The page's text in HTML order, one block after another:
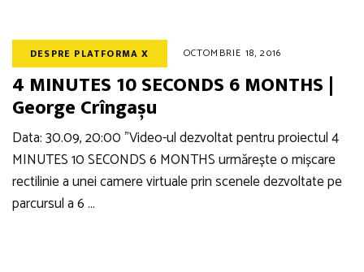
DESPRE PLATFORMA X OCTOMBRIE 18, 2016
4 MINUTES 10 SECONDS 6 MONTHS |
George Crîngașu
Data: 30.09, 20:00 ”Video-ul dezvoltat pentru proiectul 4
MINUTES 10 SECONDS 6 MONTHS urmărește o mișcare
rectilinie a unei camere virtuale prin scenele dezvoltate pe
parcursul a 6 …